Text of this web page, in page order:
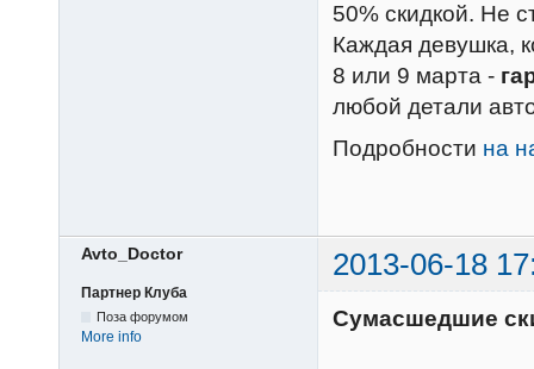
50% скидкой. Не
Каждая девушка,
8 или 9 марта -
любой детали
Подробности на
Avto_Doctor 2013-06-18
Партнер Клуба
Поза форумом
More info
Сумасшедшие